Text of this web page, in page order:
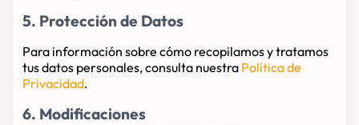
5. Protección de Datos
Para información sobre cómo recopilamos y tratamos
tus datos personales, consulta nuestra Política de
Privacidad.
6. Modificaciones